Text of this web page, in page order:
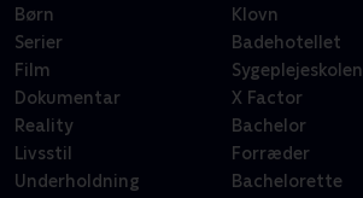
Børn
Serier
Film
Dokumentar
Reality
Livsstil
Underholdning
Klovn
Badehotellet
Sygeplejeskolen
X Factor
Bachelor
Forræder
Bachelorette